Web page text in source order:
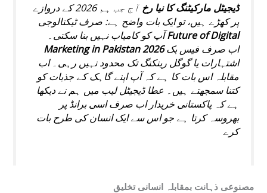
ڈیجیٹل مارکیٹنگ کا نیا رخ
آج جب ہم 2026 کے دروازے
پر کھڑے ہیں، تو ایک بات واضح ہے: صرف ٹیکنالوجی
آپ کو کامیاب نہیں بنا سکتی۔Future of Digital
Marketing in Pakistan 2026اب صرف فیس بک
اشتہارات یا گوگل رینکنگ تک محدود نہیں رہی۔ اب
مقابلہ اس بات کا ہے کہ آپ اپنے گاہک کے جذبات کو
کتنا سمجھتے ہیں۔ عطا ڈیجیٹل لیب میں ہم نے دیکھا
ہے کہ پاکستانی خریدار اب صرف اسی برانڈ پر
بھروسہ کرتا ہے جو اس سے ایک انسان کی طرح بات
کرے
مصنوعی ذہانت بمقابلہ انسانی تخلیق